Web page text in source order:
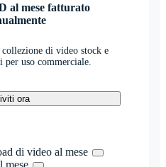
al mese fatturato
di video stock e
per uso commerciale.
ora
di video al mese
mese